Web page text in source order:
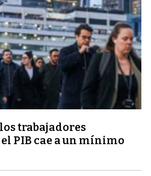
trabajadores
PIB cae a un mínimo